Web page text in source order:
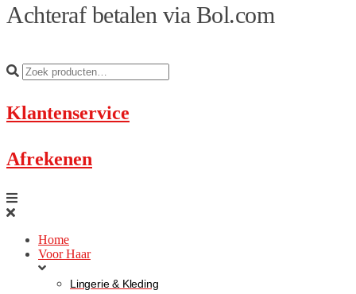
Achteraf betalen via Bol.com
Klantenservice
Afrekenen
Home
Voor Haar
Lingerie & Kleding